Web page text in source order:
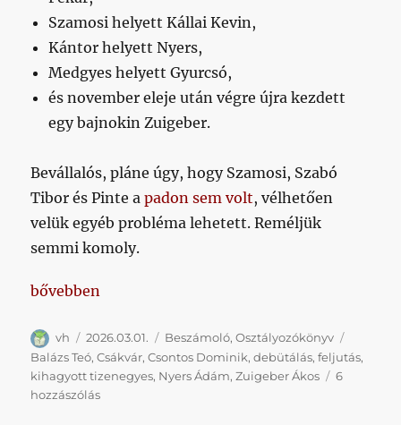
Szamosi helyett Kállai Kevin,
Kántor helyett Nyers,
Medgyes helyett Gyurcsó,
és november eleje után végre újra kezdett
egy bajnokin Zuigeber.
Bevállalós, pláne úgy, hogy Szamosi, Szabó
Tibor és Pinte apadon sem volt, vélhetően
velük egyéb probléma lehetett. Reméljük
semmi komoly.
„Újabb hatalmas lépést tettünk a minimális cél
bővebben
Szerző
vh Közzétéve
2026.03.01. Kategória
Beszámoló,Osztályozókönyv
Balázs Teó,Csákvár,Csontos Dominik,debütálás,feljutás,
kihagyott tizenegyes, Nyers Ádám,Zuigeber Ákos
6
hozzászólásÚjabb